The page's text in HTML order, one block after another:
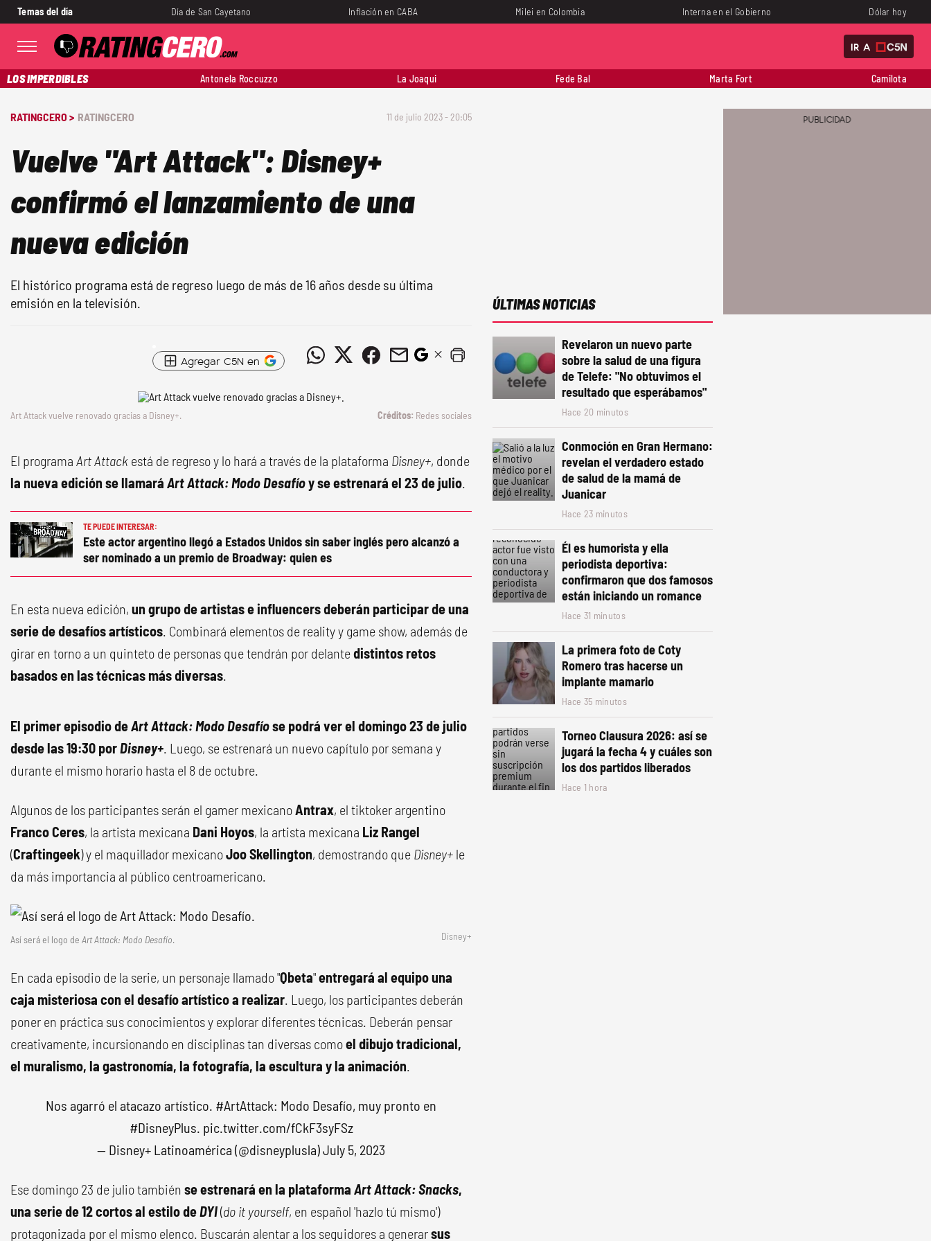
Temas del día Día de San Cayetano Inflación en CABA Milei en Colombia Interna en el Gobierno Dólar hoy
IR A
LOS IMPERDIBLES Antonela Roccuzzo La Joaqui Fede Bal Marta Fort Camilota
RATINGCERO > RATINGCERO 11 de julio 2023 - 20:05
Vuelve "Art Attack": Disney+
confirmó el lanzamiento de una
nueva edición
El histórico programa está de regreso luego de más de 16 años desde su última
emisión en la televisión.
Agregar C5N en
Art Attackvuelve renovado gracias a Disney+. Redes sociales
El programa Art Attack está de regreso y lo hará a través de la plataforma Disney+, donde
la nueva edición se llamará Art Attack: Modo Desafíoy se estrenará el 23 de julio.
TE PUEDE INTERESAR:
Este actor argentino llegó a Estados Unidos sin saber inglés pero alcanzó a
ser nominado a un premio de Broadway: quien es
En esta nueva edición, un grupo de artistas e influencers deberán participar de una
serie de desafíos artísticos. Combinará elementos de reality y game show, además de
girar en torno a un quinteto de personas que tendrán por delantedistintos retos
basados en las técnicas más diversas.
El primer episodio deArt Attack: Modo Desafíose podrá ver el domingo 23 de julio
desde las 19:30 porDisney+. Luego, se estrenará un nuevo capítulo por semana y
durante el mismo horario hasta el 8 de octubre.
Algunos de los participantes serán el gamer mexicanoAntrax, el tiktoker argentino
Franco Ceres, la artista mexicana Dani Hoyos, la artista mexicana Liz Rangel
(Craftingeek) y el maquillador mexicanoJoo Skellington, demostrando que Disney+ le
da más importancia al público centroamericano.
Así será el logo de Art Attack: Modo Desafío. Disney+
En cada episodio de la serie, un personaje llamado "Qbeta"entregará al equipo una
caja misteriosa con el desafío artístico a realizar. Luego, los participantes deberán
poner en práctica sus conocimientos y explorar diferentes técnicas. Deberán pensar
creativamente, incursionando en disciplinas tan diversas comoel dibujo tradicional,
el muralismo, la gastronomía, la fotografía, la escultura y la animación.
Nos agarró el atacazo artístico. #ArtAttack: Modo Desafío, muy pronto en
#DisneyPlus. pic.twitter.com/fCkF3syFSz
— Disney+ Latinoamérica (@disneyplusla)July 5, 2023
Ese domingo 23 de julio también se estrenará en la plataforma Art Attack: Snacks,
una serie de 12 cortos al estilo deDYI(do it yourself, en español 'hazlo tú mismo')
protagonizada por el mismo elenco. Buscarán alentar a los seguidores a generarsus
ÚLTIMAS NOTICIAS
Revelaron un nuevo parte
sobre la salud de una figura
de Telefe: "No obtuvimos el
resultado que esperábamos"
Hace 20 minutos
Conmoción en Gran Hermano:
revelan el verdadero estado
de salud de la mamá de
Juanicar
Hace 23 minutos
Él es humorista y ella
periodista deportiva:
confirmaron que dos famosos
están iniciando un romance
Hace 31 minutos
La primera foto de Coty
Romero tras hacerse un
implante mamario
Hace 35 minutos
Torneo Clausura 2026: así se
jugará la fecha 4 y cuáles son
los dos partidos liberados
Hace 1 hora